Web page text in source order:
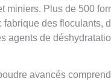
miniers. Plus de 500
des floculants,
agents de
avancés